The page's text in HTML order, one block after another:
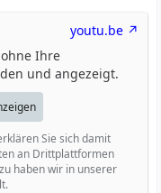
youtu.be
Ihre
und angezeigt.
Sie sich damit
an Drittplattformen
haben wir in unserer